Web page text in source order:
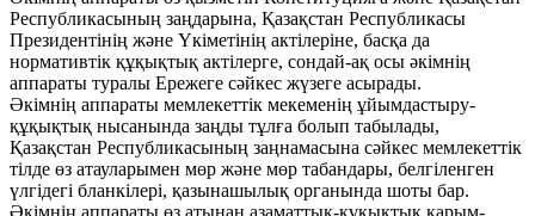
Республикасының заңдарына, Қазақстан Республикасы
Президентінің және Үкіметінің актілеріне, басқа да
нормативтік құқықтық актілерге, сондай-ақ осы әкімнің
аппараты туралы Ережеге сәйкес жүзеге асырады.
Әкімнің аппараты мемлекеттік мекеменің ұйымдастыру-
құқықтық нысанында заңды тұлға болып табылады,
Қазақстан Республикасының заңнамасына сәйкес мемлекеттік
тілде өз атауларымен мөр және мөр табандары, белгіленген
үлгідегі бланкілері, қазынашылық органында шоты бар.
Әкімнің аппараты өз атынан азаматтық-құқықтық қарым-